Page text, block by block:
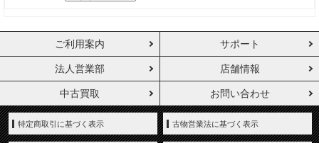
ご利用案内 サポート
法人営業部 店舗情報
中古買取 お問い合わせ
特定商取引に基づく表示 古物営業法に基づく表示